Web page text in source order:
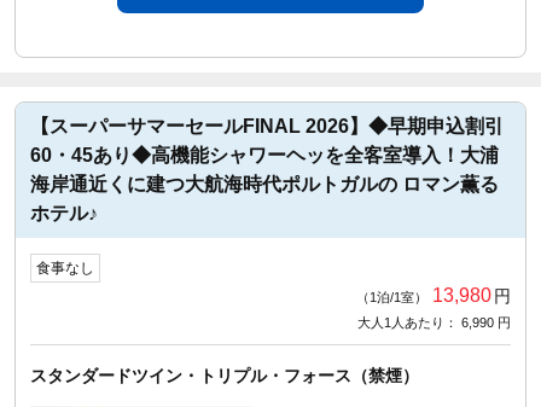
【スーパーサマーセールFINAL 2026】◆早期申込割引
60・45あり◆高機能シャワーヘッを全客室導入！大浦
海岸通近くに建つ大航海時代ポルトガルの ロマン薫る
ホテル♪
食事なし
（1泊/1室） 13,980円
大人1人あたり： 6,990 円
スタンダードツイン・トリプル・フォース（禁煙）